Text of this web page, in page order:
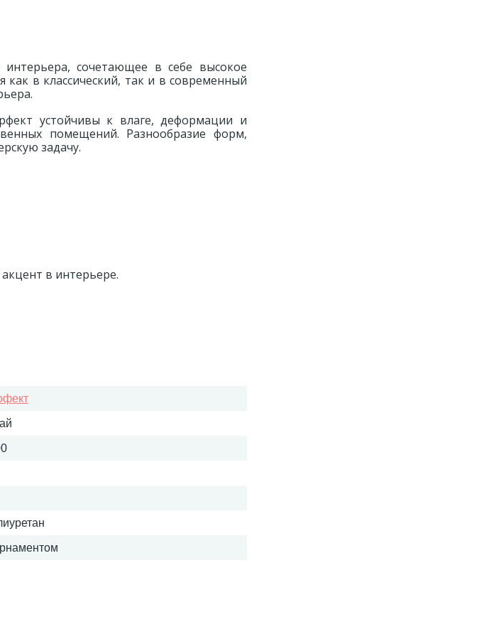
сочетающее в себе высокое
в классический, так и в современный
устойчивы к влаге, деформации и
помещений. Разнообразие форм,
задачу.
в интерьере.